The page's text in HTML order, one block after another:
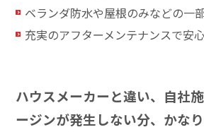
ベランダ防水や屋根のみなどの一
充実のアフターメンテナンスで安心
ハウスメーカーと違い、自社
ージンが発生しない分、 かな